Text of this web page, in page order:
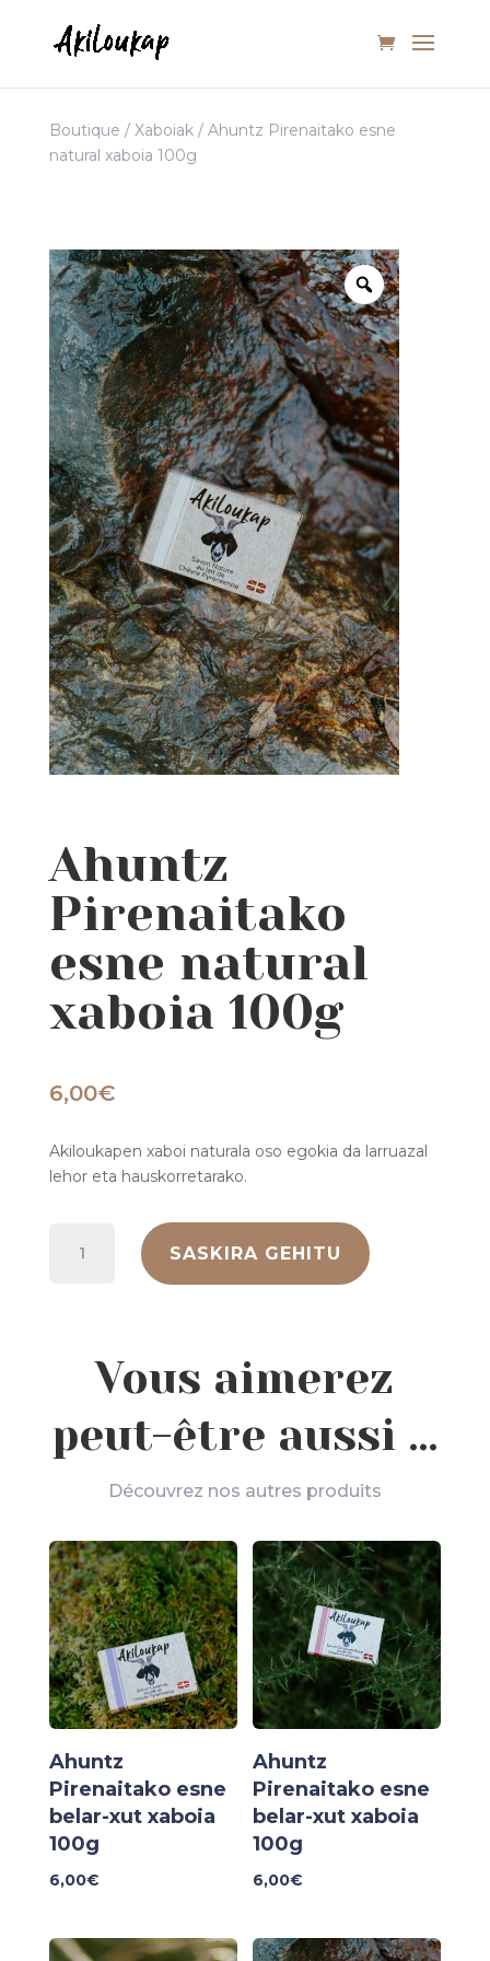
Boutique / Xaboiak/ Ahuntz Pirenaitako esne
natural xaboia 100g
Ahuntz
Pirenaitako
esne natural
xaboia 100g
6,00€
Akiloukapen xaboi naturala oso egokia da larruazal
lehor eta hauskorretarako.
Pirenaitako
kantitatea
SASKIRA GEHITU
Vous aimerez
peut-être aussi …
Découvrez nos autres produits
Ahuntz
Pirenaitako esne
belar-xut xaboia
100g
6,00€
Ahuntz
Pirenaitako esne
belar-xut xaboia
100g
6,00€